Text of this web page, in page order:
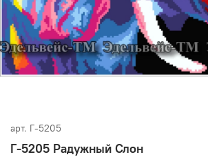
арт. Г-5205
Г-5205 Радужный Слон